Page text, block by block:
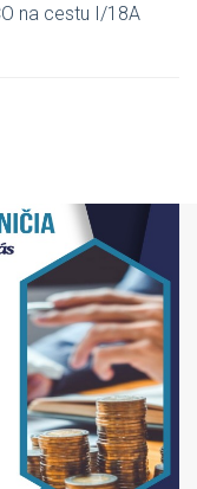
na cestu I/18A